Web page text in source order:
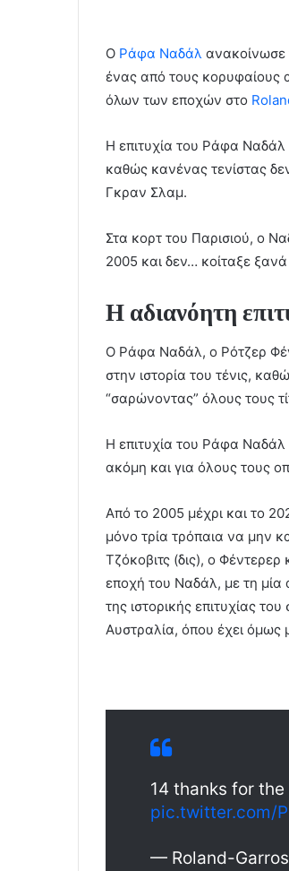
Ο Ράφα Ναδάλ ανακοίνωσε
ένας από τους κορυφαίους
όλων των εποχών στο
Η επιτυχία του Ράφα Ναδάλ
καθώς κανένας τενίστας
Γκραν Σλαμ.
Στα κορτ του Παρισιού, ο
2005 και δεν… κοίταξε
Η αδιανόητη
Ο Ράφα Ναδάλ, ο Ρότζερ
στην ιστορία του τένις,
“σαρώνοντας” όλους τους
Η επιτυχία του Ράφα Ναδάλ
ακόμη και για όλους τους
Από το 2005 μέχρι και το
μόνο τρία τρόπαια να μην
Τζόκοβιτς (δις), ο
εποχή του Ναδάλ, με τη μία
της ιστορικής επιτυχίας
Αυστραλία, όπου έχει όμως
14 thanks for
pic.twitter.com/
— Roland-